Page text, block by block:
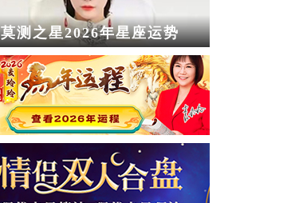
莫测之星2026年星座运势